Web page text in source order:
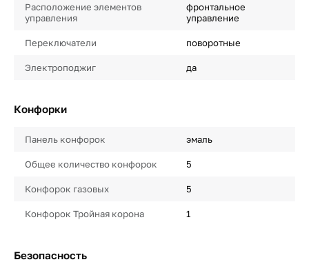
Расположение элементов
управления
фронтальное
управление
Переключатели поворотные
Электроподжиг да
Конфорки
Панель конфорок эмаль
Общее количество конфорок 5
Конфорок газовых 5
Конфорок Тройная корона 1
Безопасность